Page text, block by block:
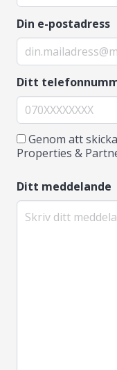
Din e-postadress
Ditt
Genom att
Properties &
Ditt meddelande